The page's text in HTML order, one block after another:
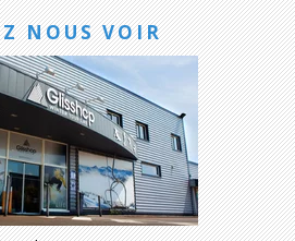
NOUS VOIR